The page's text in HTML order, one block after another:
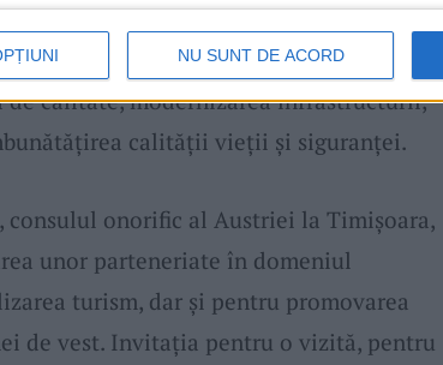
NU SUNT DE ACORD
străinătate, precum și cele de identificare
în țară. PreședinteleRomeo Dunca
de calitate, modernizarea infrastructurii,
calității vieții și siguranței.
onorific al Austriei la Timișoara,
unor parteneriate în domeniul
turism, dar și pentru promovarea
de vest. Invitația pentru o vizită, pentru